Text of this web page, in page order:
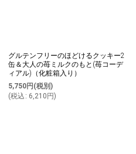
グルテンフリーのほどけるクッキー2
缶＆大人の苺ミルクのもと(苺コーデ
ィアル)（化粧箱入り）
5,750円 (税別)
(税込 : 6,210 円)